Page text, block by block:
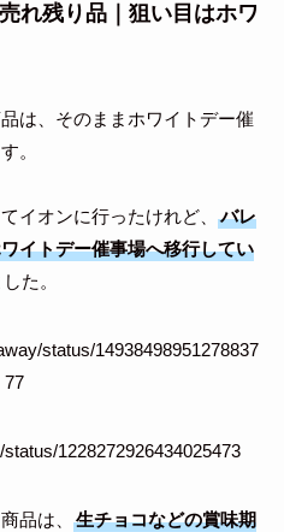
れ残り品｜狙い目はホワ
は、そのままホワイトデー催
。
イオンに行ったけれど、
バレ
イトデー催事場へ移行してい
た。
status/14938498951278837
77
1228272926434025473
品は、
生チョコなどの賞味期